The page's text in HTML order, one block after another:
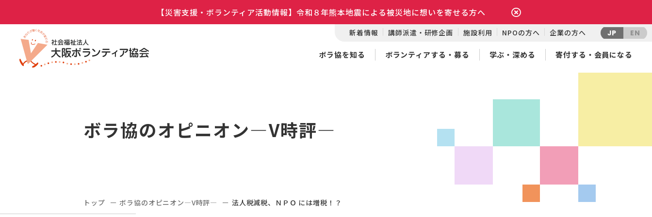
【災害支援・ボランティア活動情報】令和８年熊本地震による被災地に想いを寄せる方へ
新着情報 講師派遣・研修企画 施設利用 NPOの方へ 企業の方へ JP EN
ボラ協を知る ボランティアする・募る 学ぶ・深める 寄付する・会員になる
ボラ協のオピニオン―V時評―
トップ ボラ協のオピニオン―V時評― 法人税減税、ＮＰＯ には増税！？